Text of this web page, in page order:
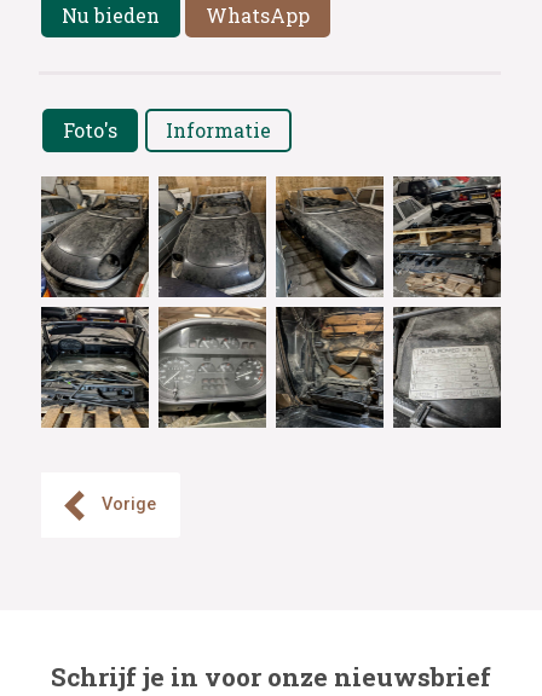
Nu bieden WhatsApp
Foto's Informatie
Vorige
Schrijf je in voor onze nieuwsbrief